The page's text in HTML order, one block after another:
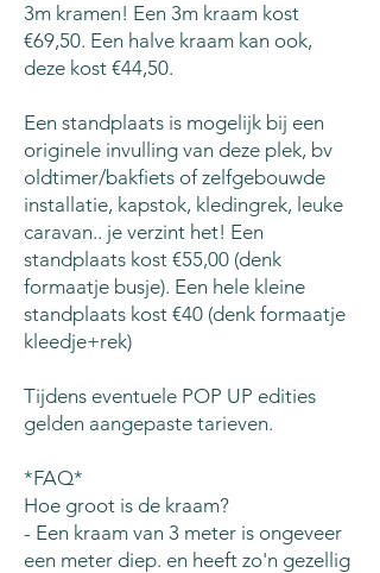
3m kramen! Een 3m kraam kost
€69,50. Een halve kraam kan ook,
deze kost €44,50.
Een standplaats is mogelijk bij een
originele invulling van deze plek, bv
oldtimer/bakfiets of zelfgebouwde
installatie, kapstok, kledingrek, leuke
caravan.. je verzint het! Een
standplaats kost €55,00 (denk
formaatje busje). Een hele kleine
standplaats kost €40 (denk formaatje
kleedje+rek)
Tijdens eventuele POP UP edities
gelden aangepaste tarieven.
*FAQ*
Hoe groot is de kraam?
- Een kraam van 3 meter is ongeveer
een meter diep. en heeft zo'n gezellig